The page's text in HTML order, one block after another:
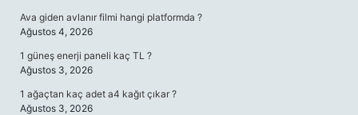
Ava giden avlanır filmi hangi platformda ?
Ağustos 4, 2026
1 güneş enerji paneli kaç TL ?
Ağustos 3, 2026
1 ağaçtan kaç adet a4 kağıt çıkar ?
Ağustos 3, 2026